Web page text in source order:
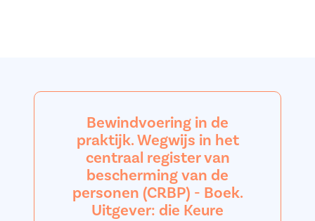
Bewindvoering in de
praktijk. Wegwijs in het
centraal register van
bescherming van de
personen (CRBP) - Boek.
Uitgever: die Keure